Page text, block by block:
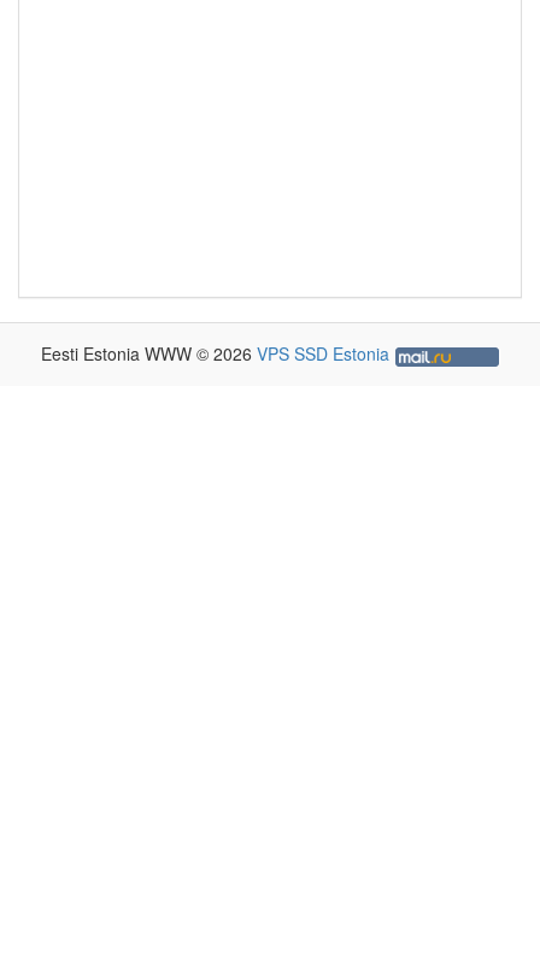
Eesti Estonia WWW © 2026 VPS SSD Estonia